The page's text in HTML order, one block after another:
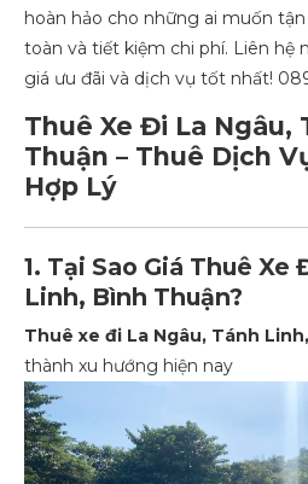
hoàn hảo cho những ai muốn
toàn và tiết kiệm chi phí. Liên hệ
giá ưu đãi và dịch vụ tốt nhất!
Thuê Xe Đi La Ngâu,
Thuận – Thuê Dịch
Hợp Lý
1. Tại Sao Giá Thuê Xe
Linh, Bình Thuận?
Thuê xe đi La Ngâu, Tánh
thành xu hướng hiện nay